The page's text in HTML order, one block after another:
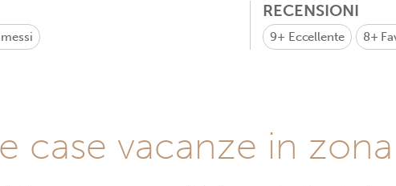
RECENSIONI
9+ Eccellente 8+
case vacanze in